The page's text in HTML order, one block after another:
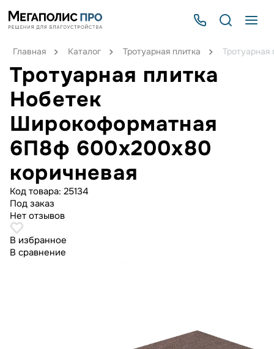
Главная Каталог Тротуарная плитка
Тротуарная плитка
Нобетек
Широкоформатная
6П8ф 600x200x80
коричневая
Код товара: 25134
Под заказ
Нет отзывов
В избранное
В сравнение